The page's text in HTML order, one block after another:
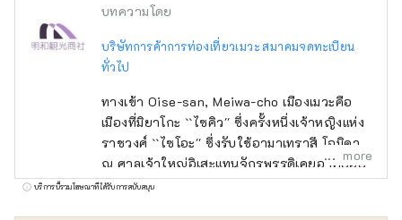
บทความโดย
บริษัทการค้าการท่องเที่ยวเมวะ สมาคมจดทะเบียน
ทั่วไป
ทางเข้า Oise-san, Meiwa-cho เมืองเมวะคือ
เมืองที่มิยาโกะ ``ไซคิว'' ซึ่งครั้งหนึ่งเจ้าหญิงแห่ง
ราชวงศ์ ``ไซโอะ'' ซึ่งรับใช้อามาเทราสึ โอมิคามิ
ณ ศาลเจ้าใหญ่อิเสะแทนจักรพรรดิเคยอาศัยอยู่
ยังคงเป็นโบราณสถาน .
more
บริการนี้รวมโฆษณาที่ได้รับการสนับสนุน